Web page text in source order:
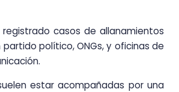
casos de allanamientos
político, ONGs, y oficinas de
estar acompañadas por una